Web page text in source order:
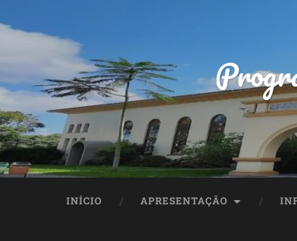
INÍCIO APRESENTAÇÃO